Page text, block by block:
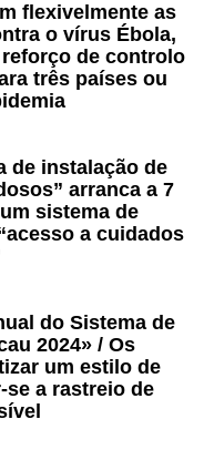
flexivelmente as
o vírus Ébola,
de controlo
três países ou
de instalação de
arranca a 7
sistema de
a cuidados
do Sistema de
2024» / Os
um estilo de
se a rastreio de